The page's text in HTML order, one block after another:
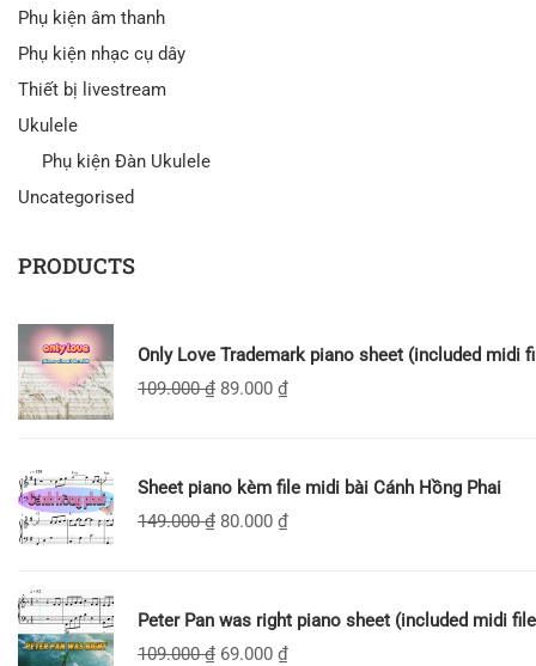
Phụ kiện âm thanh
Phụ kiện nhạc cụ dây
Thiết bị livestream
Ukulele
Phụ kiện Đàn Ukulele
Uncategorised
PRODUCTS
Only Love Trademark piano sheet (included midi
109.000₫ 89.000 ₫
Sheet piano kèm file midi bài Cánh Hồng Phai
149.000₫ 80.000 ₫
Peter Pan was right piano sheet (included midi
109.000₫ 69.000 ₫